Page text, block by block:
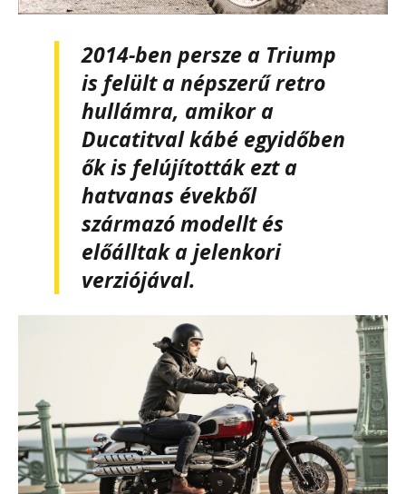
2014-ben persze a Triump
is felült a népszerű retro
hullámra, amikor a
Ducatitval kábé egyidőben
ők is felújították ezt a
hatvanas évekből
származó modellt és
előálltak a jelenkori
verziójával.